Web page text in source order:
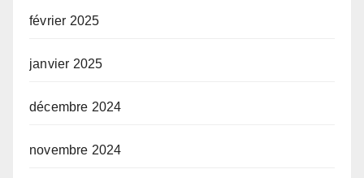
février 2025
janvier 2025
décembre 2024
novembre 2024